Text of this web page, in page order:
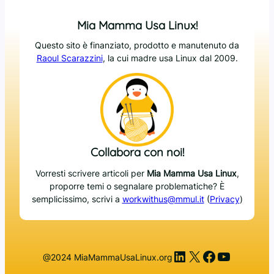
Mia Mamma Usa Linux!
Questo sito è finanziato, prodotto e manutenuto da
Raoul Scarazzini, la cui madre usa Linux dal 2009.
Collabora con noi!
Vorresti scrivere articoli per Mia Mamma Usa Linux,
proporre temi o segnalare problematiche? È
semplicissimo, scrivi a workwithus@mmul.it(Privacy)
@2024 MiaMammaUsaLinux.org LinkedIn
X Facebook